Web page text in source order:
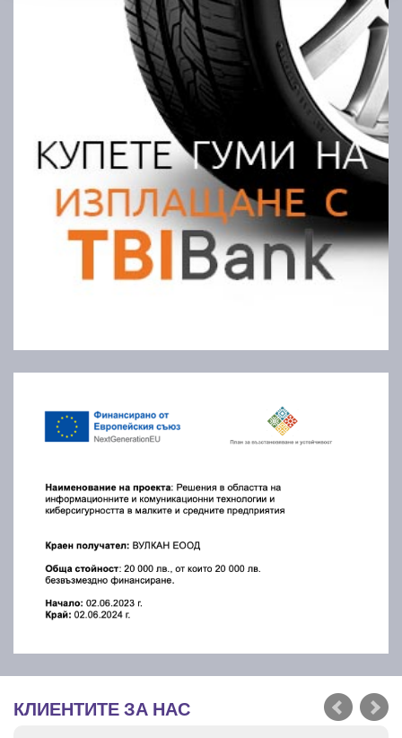
КЛИЕНТИТЕ ЗА НАС